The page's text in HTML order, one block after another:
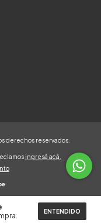
ENTENDIDO
derechos reservados.
ingresá acá.